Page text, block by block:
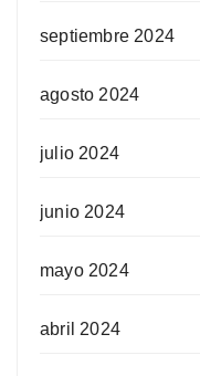
septiembre 2024
agosto 2024
julio 2024
junio 2024
mayo 2024
abril 2024